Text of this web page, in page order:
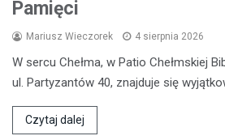
Pamięci
Mariusz Wieczorek 4 sierpnia 2026
W sercu Chełma, w Patio Chełmskiej
ul. Partyzantów 40, znajduje się
Czytaj dalej